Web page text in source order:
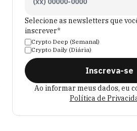
Selecione as newsletters que
inscrever*
Crypto Deep (Semanal)
Crypto Daily (Diária)
Inscreva-se
Ao informar meus dados, eu
Política de